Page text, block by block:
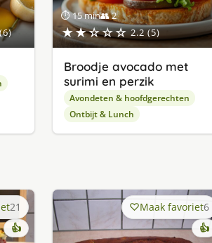
⏱ 15 min👥 2
★★☆☆☆ 2.2 (5)
Broodje avocado met
surimi en perzik
Avondeten & hoofdgerechten
Ontbijt & Lunch
21
👍
Maak favoriet6
👍